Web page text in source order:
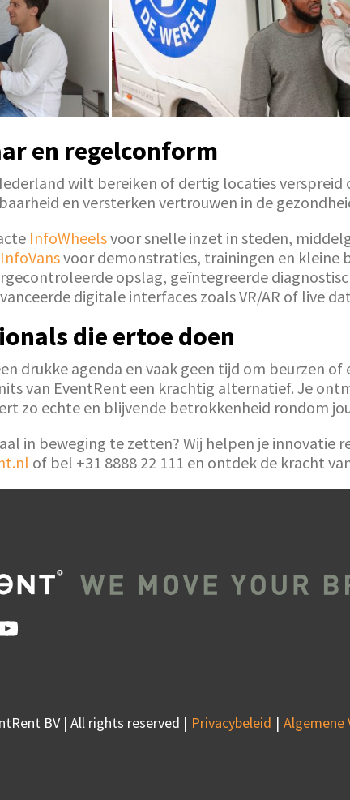
en regelconform
wilt bereiken of dertig locaties
en versterken vertrouwen in de
InfoWheelsvoor snelle inzet in steden,
InfoVansvoor demonstraties, trainingen en kleine
opslag, geïntegreerde
digitale interfaces zoals VR/AR of live
die ertoe doen
drukke agenda en vaak geen tijd om beurzen
van EventRent een krachtig alternatief. Je
zo echte en blijvende betrokkenheid rondom
in beweging te zetten? Wij helpen je
of bel +31 8888 22 111 en ontdek de kracht
BV | All rights reserved | Privacybeleid Algemene